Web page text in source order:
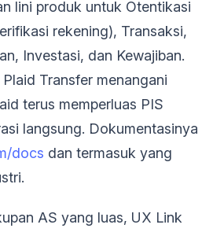
lini produk untuk Otentikasi
rekening), Transaksi,
Investasi, dan Kewajiban.
Transfer menangani
terus memperluas PIS
langsung. Dokumentasinya
docs dan termasuk yang
AS yang luas, UX Link